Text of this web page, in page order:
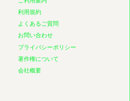
利用規約
よくあるご質問
お問い合わせ
プライバシーポリシー
著作権について
会社概要